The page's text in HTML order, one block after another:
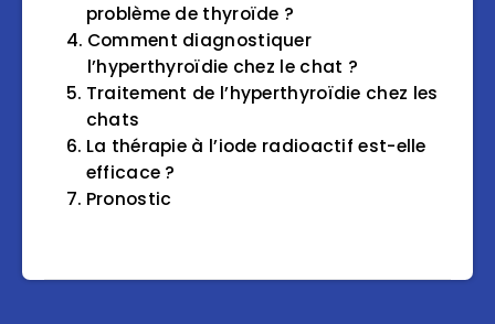
problème de thyroïde ?
Comment diagnostiquer
l’hyperthyroïdie chez le chat ?
Traitement de l’hyperthyroïdie chez les
chats
La thérapie à l’iode radioactif est-elle
efficace ?
Pronostic